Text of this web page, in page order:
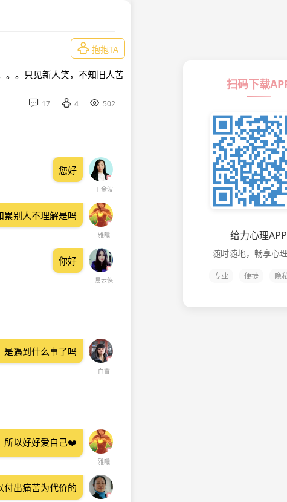
 抱抱TA
。。只见新人笑，不知旧人苦
 17  4  502
王金波
您好
雅曦
累别人不理解是吗
易云侠
你好
白雪
是遇到什么事了吗
雅曦
所以好好爱自己❤️
付出痛苦为代价的
扫码下载
给力心理APP
随时随地，畅享心
专业 便捷 隐